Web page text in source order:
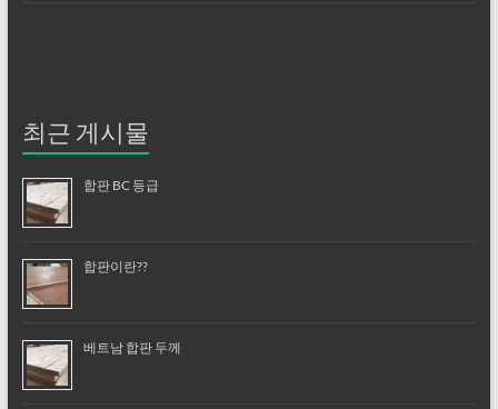
최근 게시물
합판 BC 등급
합판이란??
베트남 합판 두께